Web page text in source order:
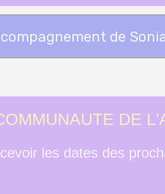
de
DE
les dates des